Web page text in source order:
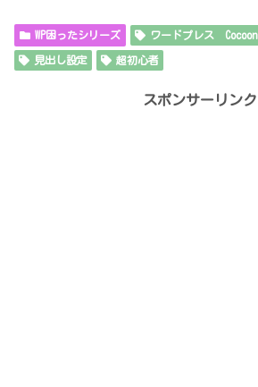
WP困ったシリーズ ワードプレス Cocoon
見出し設定 超初心者
スポンサーリンク